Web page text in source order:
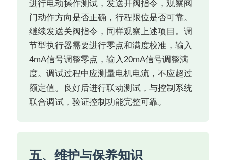
进行电动操作测试，发送开阀指令，观察阀
门动作方向是否正确，行程限位是否可靠。
继续发送关阀指令，同样观察上述项目。调
节型执行器需要进行零点和满度校准，输入
4mA信号调整零点，输入20mA信号调整满
度。调试过程中应测量电机电流，不应超过
额定值。良好后进行联动测试，与控制系统
联合调试，验证控制功能完整可靠。
五、维护与保养知识